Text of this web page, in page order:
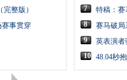
整版）
赛事贯穿
7
特稿：赛
8
赛马破局
9
英表演者
10 48.04秒